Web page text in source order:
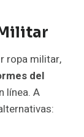
ropa militar,
del
línea. A